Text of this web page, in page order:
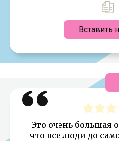
Вставить
Это очень большая
что все люди до